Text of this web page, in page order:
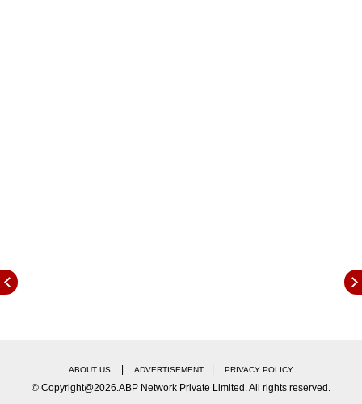
ABOUT US ADVERTISEMENT PRIVACY POLICY
© Copyright@2026.ABP Network Private Limited. All rights reserved.